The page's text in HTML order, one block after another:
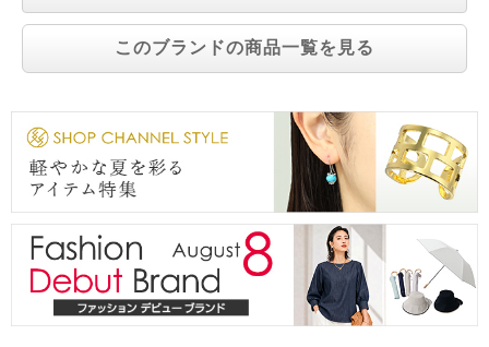
このブランドの商品一覧を見る